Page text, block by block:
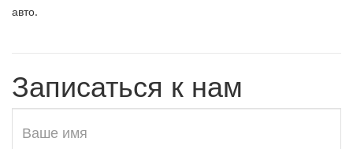
авто.
Записаться к нам